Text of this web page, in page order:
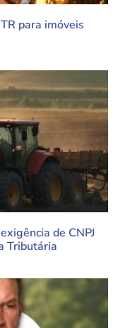
para imóveis
de CNPJ
Tributária